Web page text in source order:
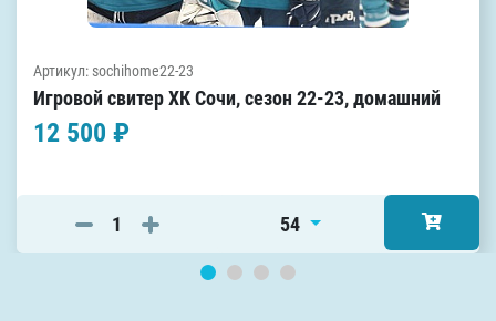
Артикул: sochihome22-23
Игровой свитер ХК Сочи, сезон 22-23, домашний
12 500 ₽
54